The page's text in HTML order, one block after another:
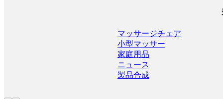
マッサージチェア
小型マッサー
家庭用品
ニュース
製品合成